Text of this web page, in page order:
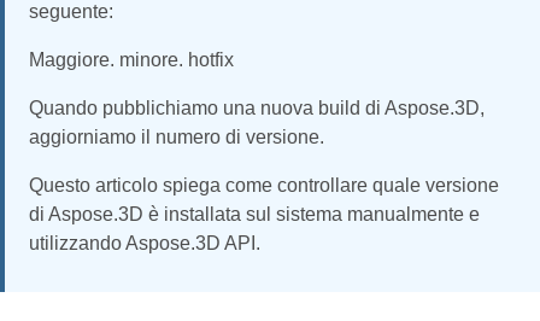
seguente:
Maggiore. minore. hotfix
Quando pubblichiamo una nuova build di Aspose.3D,
aggiorniamo il numero di versione.
Questo articolo spiega come controllare quale versione
di Aspose.3D è installata sul sistema manualmente e
utilizzando Aspose.3D API.